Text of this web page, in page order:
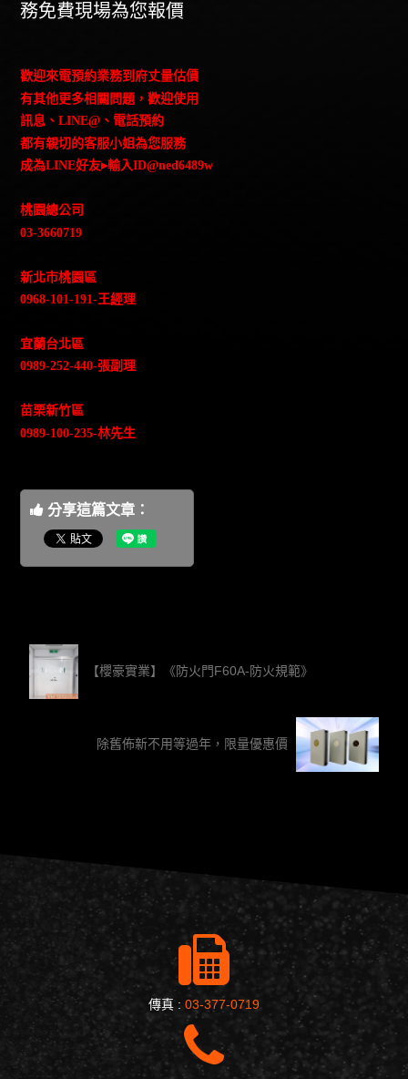
務免費現場為您報價
歡迎來電預約業務到府丈量估價
有其他更多相關問題，歡迎使用
訊息、LINE@、電話預約
都有親切的客服小姐為您服務
成為LINE好友▸輸入ID@ned6489w
桃園總公司
03-3660719
新北市桃園區
0968-101-191-王經理
宜蘭台北區
0989-252-440-張副理
苗栗新竹區
0989-100-235-林先生
分享這篇文章：
【櫻豪實業】《防火門F60A-防火規範》
除舊佈新不用等過年，限量優惠價
傳真 : 03-377-0719